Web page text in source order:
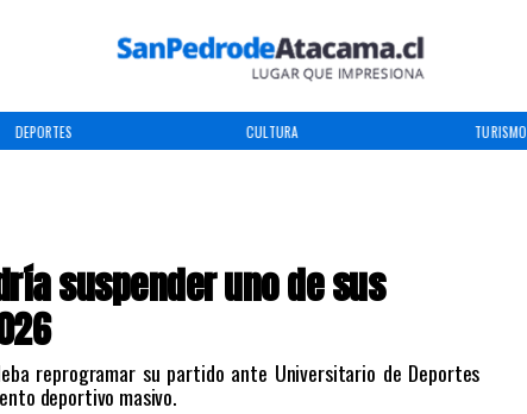
DEPORTES CULTURA TURISMO
suspender uno de sus
reprogramar su partido ante Universitario de Deportes
deportivo masivo.